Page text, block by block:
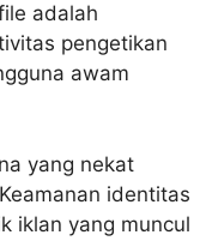
adalah
pengetikan
awam
yang nekat
identitas
iklan yang muncul